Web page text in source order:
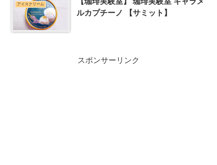
アイスクリーム
ルカプチーノ 【サミット】
スポンサーリンク